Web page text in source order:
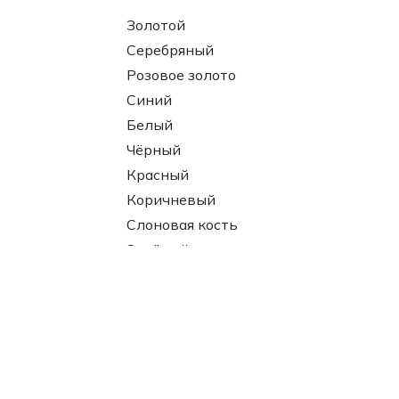
Золотой
Серебряный
Розовое золото
Синий
Белый
Чёрный
Красный
Коричневый
Слоновая кость
Зелёный